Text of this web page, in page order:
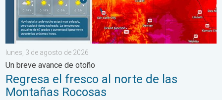
lunes, 3 de agosto de 2026
Un breve avance de otoño
Regresa el fresco al norte de las
Montañas Rocosas